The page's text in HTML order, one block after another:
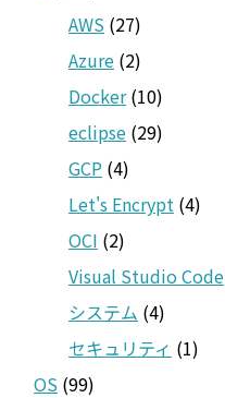
AWS (27)
Azure (2)
Docker(10)
eclipse (29)
GCP (4)
Let's Encrypt (4)
OCI (2)
Visual Studio Code
システム (4)
セキュリティ (1)
OS (99)